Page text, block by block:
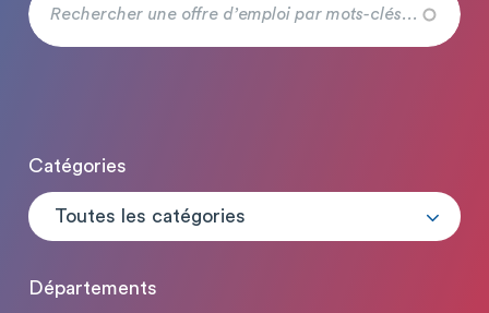
Catégories
Toutes les catégories
Départements